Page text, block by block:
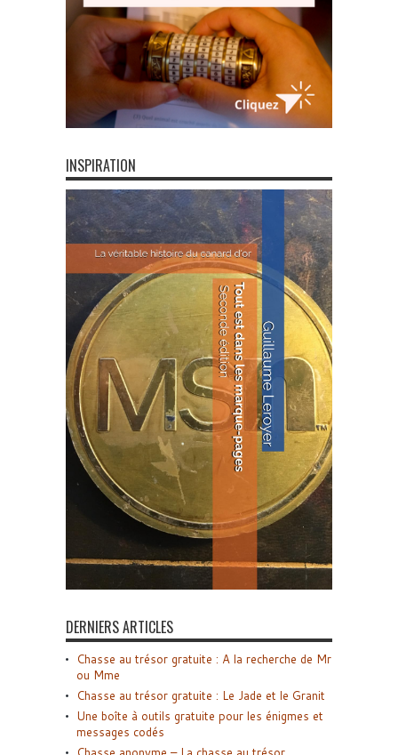
INSPIRATION
DERNIERS ARTICLES
Chasse au trésor gratuite : A la recherche de Mr
ou Mme
Chasse au trésor gratuite : Le Jade et le Granit
Une boîte à outils gratuite pour les énigmes et
messages codés